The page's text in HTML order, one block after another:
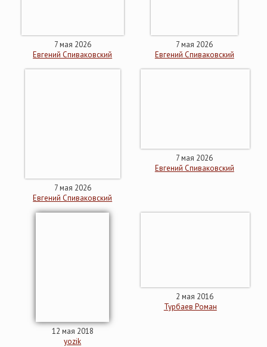
7 мая 2026
Евгений Спиваковский
7 мая 2026
Евгений Спиваковский
7 мая 2026
Евгений Спиваковский
7 мая 2026
Евгений Спиваковский
12 мая 2018
yozik
2 мая 2016
Турбаев Роман